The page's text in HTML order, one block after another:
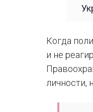
Когда
и не
личности,